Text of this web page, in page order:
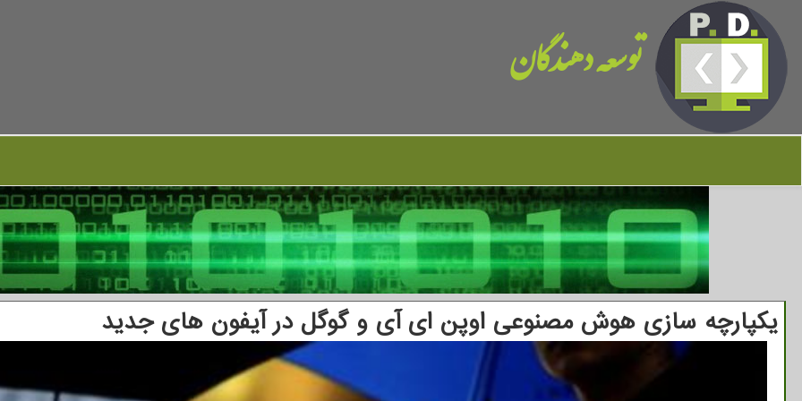
توسعه دهندگان
یکپارچه سازی هوش مصنوعی اوپن ای آی و گوگل در آیفون های جدید